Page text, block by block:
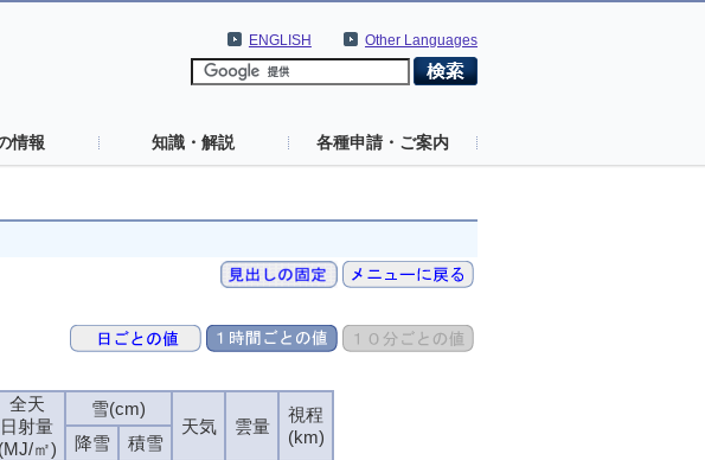
Other Languages
ENGLISH
情報 知識・解説 各種申請・ご案内
全天
日射量
(MJ/㎡)
雪(cm)
天気
雲量
視程
(km)
降雪
積雪